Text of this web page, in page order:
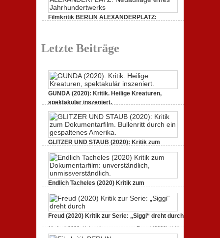
Filmkritik BERLIN ALEXANDERPLATZ:
ALEXANDERPLATZ: Neuauflage eines
Jahrhundertwerks
Letzte Beiträge
GUNDA (2020): Kritik. Heilige Kreaturen,
spektakulär inszeniert.
21. April 2021,Keine Kommentare zu GUNDA (2020):
Kritik. Heilige Kreaturen, spektakulär inszeniert.
GLITZER UND STAUB (2020): Kritik zum
Dokumentarfilm. Bullenritt durch ein
gespaltenes Amerika.
3. Oktober 2020,Keine Kommentare
STAUB (2020): Kritik zum Dokumentarfilm. Bullenritt
durch ein gespaltenes Amerika.
Endlich Tacheles (2020) Kritik zum
Dokumentarfilm: unverständlich,
unmissverständlich.
19. Mai 2020,Keine Kommentarezu Endlich Tacheles
(2020) Kritik zum Dokumentarfilm: unverständlich,
Freud (2020) Kritik zur Serie: „Siggi“ dreht durch
11. April 2020,Keine Kommentarezu Freud (2020) Kritik
zur Serie: „Siggi“ dreht durch